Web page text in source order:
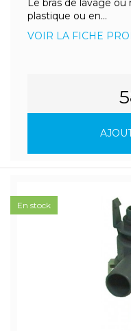
Le bras de lavage
plastique ou en...
VOIR LA FICHE
En stock